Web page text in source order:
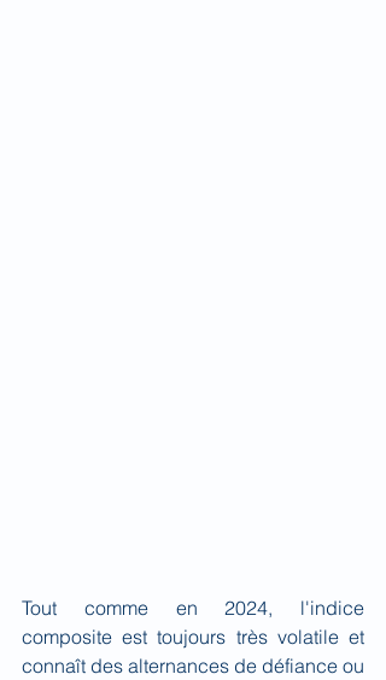
Tout comme en 2024, l'indice
composite est toujours très volatile et
connaît des alternances de défiance ou